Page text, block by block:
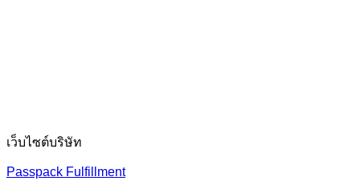
เว็บไซต์บริษัท
Passpack Fulfillment